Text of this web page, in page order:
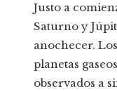
Justo a
Saturno y
anochecer.
planetas
observados a